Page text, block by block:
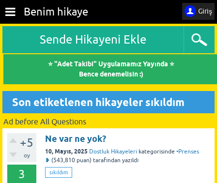
Giriş
Benim hikaye
Sende Hikayeni Ekle
⭐ "Adet Takibi" Uygulamamız Yayında ⭐
Bence denemelisin :)
Son etiketlenen hikayeler sıkıldım
Ad before All Questions
+5
oy
3
Ne var ne yok?
10, Mayıs, 2025 Dostluk Hikayeleri kategorisinde •Prenses
❥ (543,810 puan) tarafından yazıldı
sıkıldım